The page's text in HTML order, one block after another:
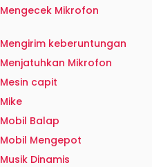
Mengecek Mikrofon
Mengirim keberuntungan
Menjatuhkan Mikrofon
Mesin capit
Mike
Mobil Balap
Mobil Mengepot
Musik Dinamis